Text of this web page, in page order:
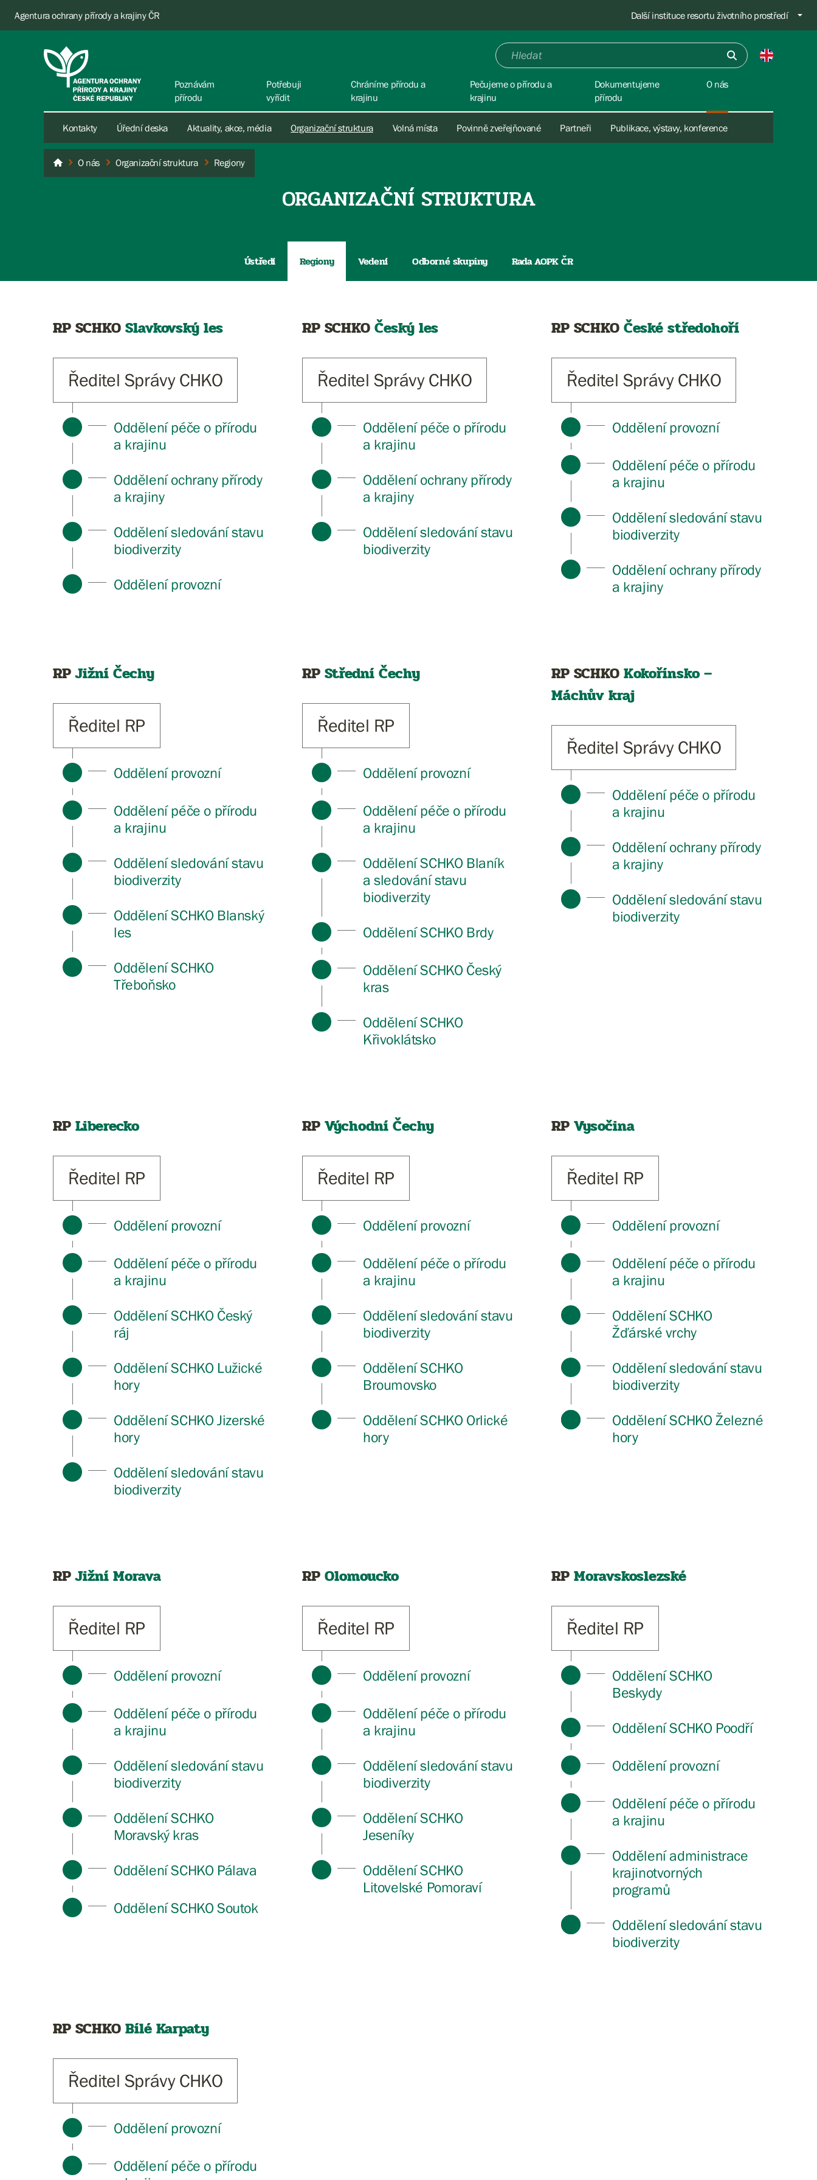
Agentura ochrany přírody a krajiny ČR Další instituce resortu životního prostředí
Poznávám
přírodu
Potřebuji
vyřídit
Chráníme přírodu a
krajinu
Pečujeme o přírodu a
krajinu
Dokumentujeme
přírodu
O nás
Kontakty Úřední deska Aktuality, akce, média Organizační struktura Volná místa Povinně zveřejňované Partneři Publikace, výstavy, konference
AOPK ČR
O nás Organizační struktura Regiony
ORGANIZAČNÍ STRUKTURA
Ústředí Regiony Vedení Odborné skupiny Rada AOPK ČR
RP SCHKOSlavkovský les
Ředitel Správy CHKO
Oddělení péče o přírodu
a krajinu
Oddělení ochrany přírody
a krajiny
Oddělení sledování stavu
biodiverzity
Oddělení provozní
RP SCHKOČeský les
Ředitel Správy CHKO
Oddělení péče o přírodu
a krajinu
Oddělení ochrany přírody
a krajiny
Oddělení sledování stavu
biodiverzity
RP SCHKOČeské středohoří
Ředitel Správy CHKO
Oddělení provozní
Oddělení péče o přírodu
a krajinu
Oddělení sledování stavu
biodiverzity
Oddělení ochrany přírody
a krajiny
RPJižní Čechy
Ředitel RP
Oddělení provozní
Oddělení péče o přírodu
a krajinu
Oddělení sledování stavu
biodiverzity
Oddělení SCHKO Blanský
les
Oddělení SCHKO
Třeboňsko
RPStřední Čechy
Ředitel RP
Oddělení provozní
Oddělení péče o přírodu
a krajinu
Oddělení SCHKO Blaník
a sledování stavu
biodiverzity
Oddělení SCHKO Brdy
Oddělení SCHKO Český
kras
Oddělení SCHKO
Křivoklátsko
RP SCHKOKokořínsko –
Máchův kraj
Ředitel Správy CHKO
Oddělení péče o přírodu
a krajinu
Oddělení ochrany přírody
a krajiny
Oddělení sledování stavu
biodiverzity
RPLiberecko
Ředitel RP
Oddělení provozní
Oddělení péče o přírodu
a krajinu
Oddělení SCHKO Český
ráj
Oddělení SCHKO Lužické
hory
Oddělení SCHKO Jizerské
hory
Oddělení sledování stavu
biodiverzity
RPVýchodní Čechy
Ředitel RP
Oddělení provozní
Oddělení péče o přírodu
a krajinu
Oddělení sledování stavu
biodiverzity
Oddělení SCHKO
Broumovsko
Oddělení SCHKO Orlické
hory
RPVysočina
Ředitel RP
Oddělení provozní
Oddělení péče o přírodu
a krajinu
Oddělení SCHKO
Žďárské vrchy
Oddělení sledování stavu
biodiverzity
Oddělení SCHKO Železné
hory
RPJižní Morava
Ředitel RP
Oddělení provozní
Oddělení péče o přírodu
a krajinu
Oddělení sledování stavu
biodiverzity
Oddělení SCHKO
Moravský kras
Oddělení SCHKO Pálava
Oddělení SCHKO Soutok
RPOlomoucko
Ředitel RP
Oddělení provozní
Oddělení péče o přírodu
a krajinu
Oddělení sledování stavu
biodiverzity
Oddělení SCHKO
Jeseníky
Oddělení SCHKO
Litovelské Pomoraví
RPMoravskoslezské
Ředitel RP
Oddělení SCHKO
Beskydy
Oddělení SCHKO Poodří
Oddělení provozní
Oddělení péče o přírodu
a krajinu
Oddělení administrace
krajinotvorných
programů
Oddělení sledování stavu
biodiverzity
RP SCHKOBílé Karpaty
Ředitel Správy CHKO
Oddělení provozní
Oddělení péče o přírodu